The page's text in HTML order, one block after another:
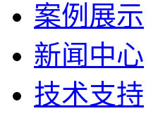
案例展示
新闻中心
技术支持